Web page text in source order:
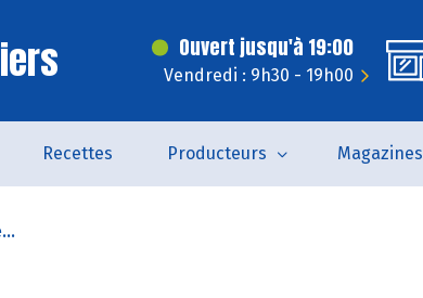
Ouvert jusqu'à 19:00
Vendredi : 9h30 - 19h00
Recettes Producteurs Magazines